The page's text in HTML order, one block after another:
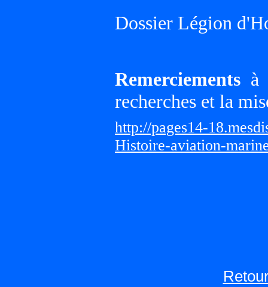
Dossier Légion
Remerciements à
recherches et la
http://pages14-
Histoire-aviation-